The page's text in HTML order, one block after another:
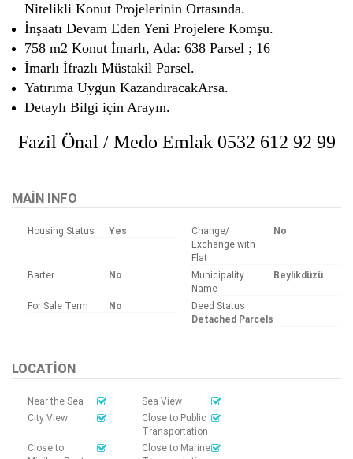
Nitelikli Konut Projelerinin Ortasında.
İnşaatı Devam Eden Yeni Projelere Komşu.
758 m2 Konut İmarlı, Ada: 638 Parsel ; 16
İmarlı İfrazlı Müstakil Parsel.
Yatırıma Uygun KazandıracakArsa.
Detaylı Bilgi için Arayın.
Fazil Önal / Medo Emlak 0532 612 92 99
MAIN INFO
Housing Status Yes
Change/
Exchange with
Flat
No
Barter No
Municipality
Name
Beylikdüzü
For Sale Term No
Deed Status
Detached Parcels
LOCATION
Near the Sea
Sea View
City View
Close to Public
Transportation
Close to
Close to Marine